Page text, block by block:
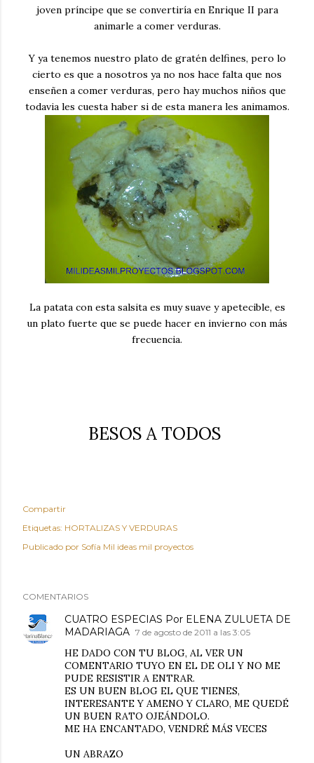
joven príncipe que se convertiría en Enrique II para
animarle a comer verduras.
Y ya tenemos nuestro plato de gratén delfines, pero lo
cierto es que a nosotros ya no nos hace falta que nos
enseñen a comer verduras, pero hay muchos niños que
todavia les cuesta haber si de esta manera les animamos.
La patata con esta salsita es muy suave y apetecible, es
un plato fuerte que se puede hacer en invierno con más
frecuencia.
BESOS A TODOS
Compartir
Etiquetas: HORTALIZAS Y VERDURAS
Publicado por Sofía Mil ideas mil proyectos
COMENTARIOS
CUATRO ESPECIAS Por ELENA ZULUETA DE
MADARIAGA 7 de agosto de 2011 a las 3:05
HE DADO CON TU BLOG, AL VER UN
COMENTARIO TUYO EN EL DE OLI Y NO ME
PUDE RESISTIR A ENTRAR.
ES UN BUEN BLOG EL QUE TIENES,
INTERESANTE Y AMENO Y CLARO, ME QUEDÉ
UN BUEN RATO OJEÁNDOLO.
ME HA ENCANTADO, VENDRÉ MÁS VECES
UN ABRAZO